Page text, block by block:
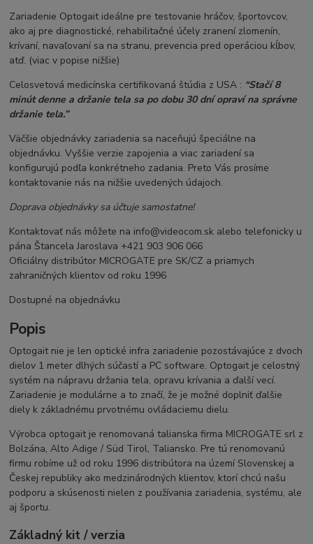
Zariadenie Optogait ideálne pre testovanie hráčov, športovcov,
ako aj pre diagnostické, rehabilitačné účely zranení zlomenín,
krívaní, navaľovaní sa na stranu, prevencia pred operáciou kĺbov,
atď. (viac v popise nižšie)
Celosvetová medicínska certifikovaná štúdia z USA : “Stačí 8
minút denne a držanie tela sa po dobu 30 dní opraví na správne
držanie tela.”
Väčšie objednávky zariadenia sa naceňujú špeciálne na
objednávku. Vyššie verzie zapojenia a viac zariadení sa
konfigurujú podľa konkrétneho zadania. Preto Vás prosíme
kontaktovanie nás na nižšie uvedených údajoch.
Doprava objednávky sa účtuje samostatne!
Kontaktovať nás môžete na info@videocom.sk alebo telefonicky u
pána Štancela Jaroslava +421 903 906 066
Oficiálny distribútor MICROGATE pre SK/CZ a priamych
zahraničných klientov od roku 1996
Dostupné na objednávku
Popis
Optogait nie je len optické infra zariadenie pozostávajúce z dvoch
dielov 1 meter dlhých súčastí a PC software. Optogait je celostný
systém na nápravu držania tela, opravu krívania a ďalší vecí.
Zariadenie je modulárne a to značí, že je možné doplniť ďalšie
diely k základnému prvotnému ovládaciemu dielu.
Výrobca optogait je renomovaná talianska firma MICROGATE srl z
Bolzána, Alto Adige / Süd Tirol, Taliansko. Pre tú renomovanú
firmu robíme už od roku 1996 distribútora na území Slovenskej a
Českej republiky ako medzinárodných klientov, ktorí chcú našu
podporu a skúsenosti nielen z používania zariadenia, systému, ale
aj športu.
Základný kit / verzia